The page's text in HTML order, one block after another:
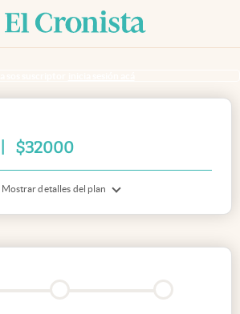
$32000
Mostrar detalles del plan